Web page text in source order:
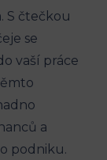
S čtečkou
se
vaší práce
a
podniku.